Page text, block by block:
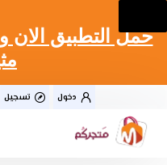
حمل التطبيق الان
دخول تسجيل